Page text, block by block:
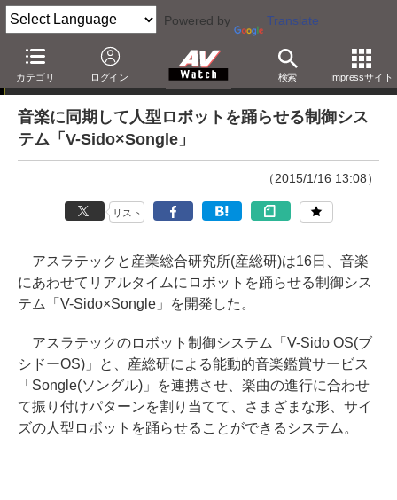
Powered by Translate
カテゴリ ログイン 検索 Impressサイト
ニュース
音楽に同期して人型ロボットを踊らせる制御シス
テム「V-Sido×Songle」
（2015/1/16 13:08）
リスト
アスラテックと産業総合研究所(産総研)は16日、音楽
にあわせてリアルタイムにロボットを踊らせる制御シス
テム「V-Sido×Songle」を開発した。
アスラテックのロボット制御システム「V-Sido OS(ブ
シドーOS)」と、産総研による能動的音楽鑑賞サービス
「Songle(ソングル)」を連携させ、楽曲の進行に合わせ
て振り付けパターンを割り当てて、さまざまな形、サイ
ズの人型ロボットを踊らせることができるシステム。